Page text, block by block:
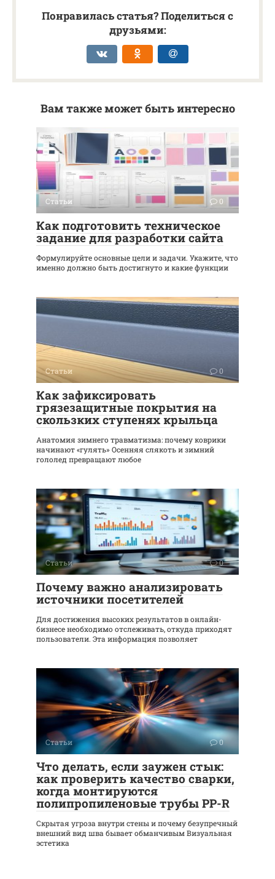
Понравилась статья? Поделиться с
друзьями:
Вам также может быть интересно
Статьи 0
Как подготовить техническое
задание для разработки сайта
Формулируйте основные цели и задачи. Укажите, что
именно должно быть достигнуто и какие функции
Статьи 0
Как зафиксировать
грязезащитные покрытия на
скользких ступенях крыльца
Анатомия зимнего травматизма: почему коврики
начинают «гулять» Осенняя слякоть и зимний
гололед превращают любое
Статьи 0
Почему важно анализировать
источники посетителей
Для достижения высоких результатов в онлайн-
бизнесе необходимо отслеживать, откуда приходят
пользователи. Эта информация позволяет
Статьи 0
Что делать, если заужен стык:
как проверить качество сварки,
когда монтируются
полипропиленовые трубы PP-R
Скрытая угроза внутри стены и почему безупречный
внешний вид шва бывает обманчивым Визуальная
эстетика